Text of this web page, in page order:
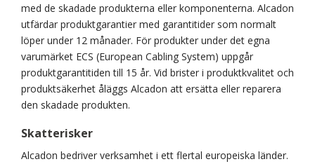
med de skadade produkterna eller komponenterna. Alcadon
utfärdar produktgarantier med garantitider som normalt
löper under 12 månader. För produkter under det egna
varumärket ECS (European Cabling System) uppgår
produktgarantitiden till 15 år. Vid brister i produktkvalitet och
produktsäkerhet åläggs Alcadon att ersätta eller reparera
den skadade produkten.
Skatterisker
Alcadon bedriver verksamhet i ett flertal europeiska länder.